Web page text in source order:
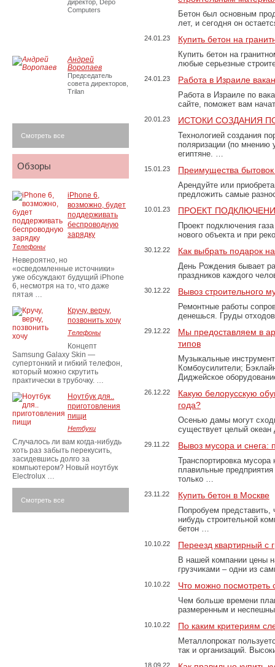
Бетон был основным
лет, и сегодня он
24.01.23 Купить бетон на
Купить бетон на
любые серьезные
24.01.23 Работа в Израиле
Работа в Израиле по
сайте, поможет вам
20.01.23 ИСТОКИ СОЗДАНИЯ
Технологией создания
поляризации (по
египтяне. …
15.01.23 Преимущества
Арендуйте или
предложить самые
10.01.23 ПРОЕКТ
Проект подключения
нового объекта и при
30.12.22 Как выбрать подарок
День Рождения бывает
праздников каждого
30.12.22 Вывоз строительного
Ремонтные работы
денешься. Груды
29.12.22
Мы предоставляем в
типов
Музыкальные
Комбоусилители;
Диджейское
26.12.22
Какую белорусскую
года?
Осенью дамы могут
существует целый
29.11.22 Вывоз мусора и
Транспортировка
плавильные
только …
23.11.22 Купить бетон в Москве
Попробуем представить,
нибудь строительной
бетон …
10.10.22 Переезд квартирный с
В нашей компании цены
грузчиками – одни из
10.10.22 Что можно посмотреть
Чем больше времени
размеренным и
10.10.22 По каким критериям
Металлопрокат
так и организаций.
18.09.22
директор, Depo
Computers
Андрей
Воропаев
Председатель
совета директоров,
Trilan
Смотреть все
Обзоры
iPhone 6,
возможно, будет
поддерживать
беспроводную
зарядку
Телефоны
Невероятно, но
«осведомленные источники»
уже обсуждают будущий iPhone
6, несмотря на то, что даже
пятая …
Кручу, верчу,
позвонить хочу
Телефоны
Концепт
Samsung Galaxy Skin —
супертонкий и гибкий телефон,
который можно скрутить
практически в трубочку. …
Ноутбук для..
приготовления
пищи
Нетбуки
Случалось ли вам когда-нибудь
хоть раз забыть перекусить,
засидевшись долго за
компьютером? Новый ноутбук
Electrolux …
Смотреть все